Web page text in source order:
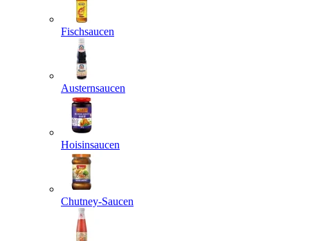
Fischsaucen
Austernsaucen
Hoisinsaucen
Chutney-Saucen